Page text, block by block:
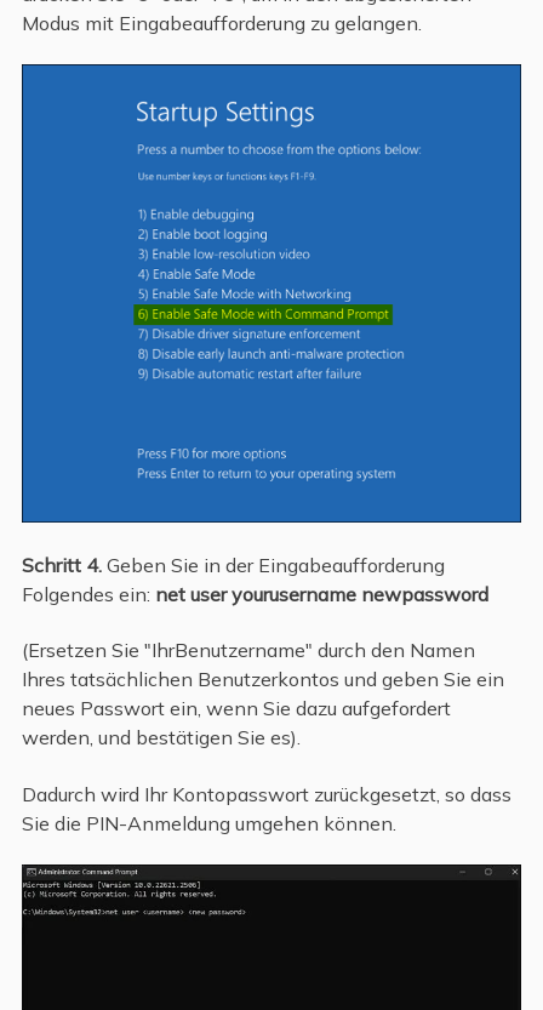
Modus mit Eingabeaufforderung zu gelangen.
Schritt 4.Geben Sie in der Eingabeaufforderung
Folgendes ein: net user yourusername newpassword
(Ersetzen Sie "IhrBenutzername" durch den Namen
Ihres tatsächlichen Benutzerkontos und geben Sie ein
neues Passwort ein, wenn Sie dazu aufgefordert
werden, und bestätigen Sie es).
Dadurch wird Ihr Kontopasswort zurückgesetzt, so dass
Sie die PIN-Anmeldung umgehen können.